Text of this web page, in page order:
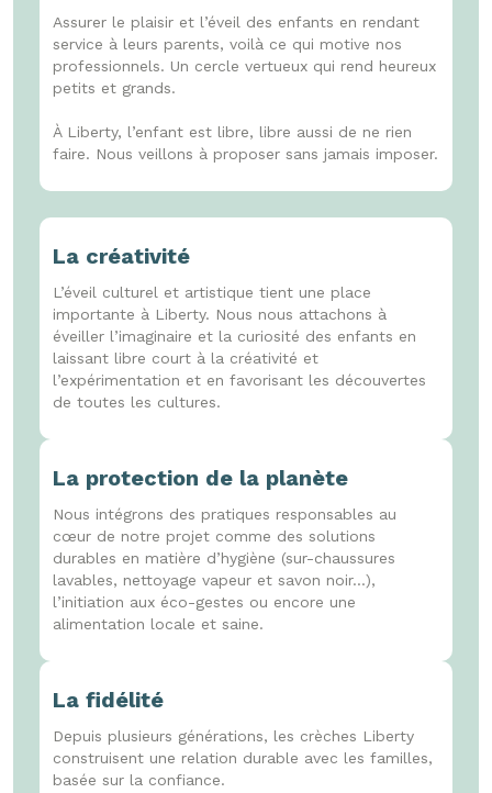
Assurer le plaisir et l’éveil des enfants en rendant
service à leurs parents, voilà ce qui motive nos
professionnels. Un cercle vertueux qui rend heureux
petits et grands.
À Liberty, l’enfant est libre, libre aussi de ne rien
faire. Nous veillons à proposer sans jamais imposer.
La créativité
L’éveil culturel et artistique tient une place
importante à Liberty. Nous nous attachons à
éveiller l’imaginaire et la curiosité des enfants en
laissant libre court à la créativité et
l’expérimentation et en favorisant les découvertes
de toutes les cultures.
La protection de la planète
Nous intégrons des pratiques responsables au
cœur de notre projet comme des solutions
durables en matière d’hygiène (sur-chaussures
lavables, nettoyage vapeur et savon noir...),
l’initiation aux éco-gestes ou encore une
alimentation locale et saine.
La fidélité
Depuis plusieurs générations, les crèches Liberty
construisent une relation durable avec les familles,
basée sur la confiance.